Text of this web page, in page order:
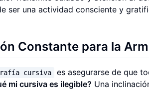
ser una actividad consciente y
Constante para la
cursiva
es asegurarse de que
mi cursiva es ilegible? Una